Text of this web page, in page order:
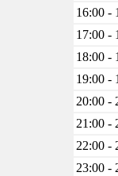
16:00 -
17:00 -
18:00 -
19:00 -
20:00 -
21:00 -
22:00 -
23:00 -